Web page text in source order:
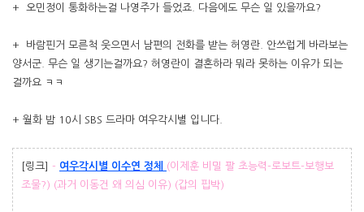
+ 오민정이 통화하는걸 나영주가 들었죠. 다음에도 무슨 일 있을까요?
+ 바람핀거 모른척 웃으면서 남편의 전화를 받는 허영란. 안쓰럽게 바라보는
양서군. 무슨 일 생기는걸까요? 허영란이 결혼하라 뭐라 못하는 이유가 되는
걸까요 ㅋㅋ
+ 월화 밤 10시 SBS 드라마 여우각시별 입니다.
[링크] - 여우각시별 이수연 정체 (이제훈 비밀 팔 초능력-로보트-보행보
조물?) (과거 이동건 왜 의심 이유) (갑의 핍박)